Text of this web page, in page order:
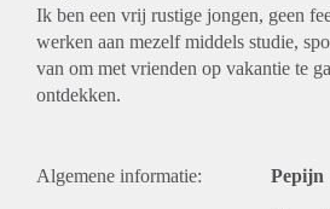
Ik ben een vrij rustige jongen, geen
werken aan mezelf middels studie,
van om met vrienden op vakantie te
ontdekken.
Algemene informatie: Pepijn